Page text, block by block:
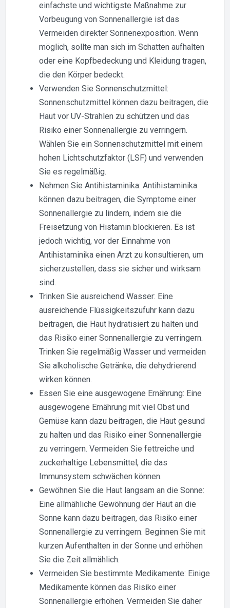
einfachste und wichtigste Maßnahme zur
Vorbeugung von Sonnenallergie ist das
Vermeiden direkter Sonnenexposition. Wenn
möglich, sollte man sich im Schatten aufhalten
oder eine Kopfbedeckung und Kleidung tragen,
die den Körper bedeckt.
Verwenden Sie Sonnenschutzmittel:
Sonnenschutzmittel können dazu beitragen, die
Haut vor UV-Strahlen zu schützen und das
Risiko einer Sonnenallergie zu verringern.
Wählen Sie ein Sonnenschutzmittel mit einem
hohen Lichtschutzfaktor (LSF) und verwenden
Sie es regelmäßig.
Nehmen Sie Antihistaminika: Antihistaminika
können dazu beitragen, die Symptome einer
Sonnenallergie zu lindern, indem sie die
Freisetzung von Histamin blockieren. Es ist
jedoch wichtig, vor der Einnahme von
Antihistaminika einen Arzt zu konsultieren, um
sicherzustellen, dass sie sicher und wirksam
sind.
Trinken Sie ausreichend Wasser: Eine
ausreichende Flüssigkeitszufuhr kann dazu
beitragen, die Haut hydratisiert zu halten und
das Risiko einer Sonnenallergie zu verringern.
Trinken Sie regelmäßig Wasser und vermeiden
Sie alkoholische Getränke, die dehydrierend
wirken können.
Essen Sie eine ausgewogene Ernährung: Eine
ausgewogene Ernährung mit viel Obst und
Gemüse kann dazu beitragen, die Haut gesund
zu halten und das Risiko einer Sonnenallergie
zu verringern. Vermeiden Sie fettreiche und
zuckerhaltige Lebensmittel, die das
Immunsystem schwächen können.
Gewöhnen Sie die Haut langsam an die Sonne:
Eine allmähliche Gewöhnung der Haut an die
Sonne kann dazu beitragen, das Risiko einer
Sonnenallergie zu verringern. Beginnen Sie mit
kurzen Aufenthalten in der Sonne und erhöhen
Sie die Zeit allmählich.
Vermeiden Sie bestimmte Medikamente: Einige
Medikamente können das Risiko einer
Sonnenallergie erhöhen. Vermeiden Sie daher